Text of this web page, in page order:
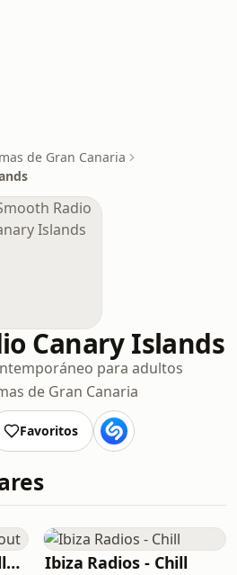
de Gran Canaria
Canary Islands
para adultos
de Gran Canaria
Favoritos
Costa Del Mar - Chillout Ibiza Radios - Chill